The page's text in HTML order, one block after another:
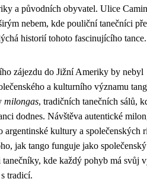
a původních obyvatel. Ulice
nebem, kde pouliční tanečníci
historií tohoto fascinujícího tance.
zájezdu do Jižní Ameriky by nebyl
a kulturního významu
milongas, tradičních tanečních sálů,
dodnes. Návštěva autentické
argentinské kultury a společenských
jak tango funguje jako
kde každý pohyb má svůj
tradicí.